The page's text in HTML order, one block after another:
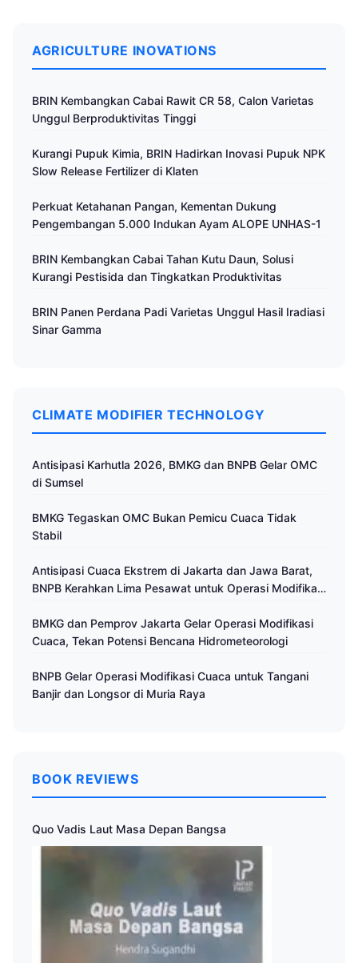
AGRICULTURE INOVATIONS
BRIN Kembangkan Cabai Rawit CR 58, Calon Varietas
Unggul Berproduktivitas Tinggi
Kurangi Pupuk Kimia, BRIN Hadirkan Inovasi Pupuk NPK
Slow Release Fertilizer di Klaten
Perkuat Ketahanan Pangan, Kementan Dukung
Pengembangan 5.000 Indukan Ayam ALOPE UNHAS-1
BRIN Kembangkan Cabai Tahan Kutu Daun, Solusi
Kurangi Pestisida dan Tingkatkan Produktivitas
BRIN Panen Perdana Padi Varietas Unggul Hasil Iradiasi
Sinar Gamma
CLIMATE MODIFIER TECHNOLOGY
Antisipasi Karhutla 2026, BMKG dan BNPB Gelar OMC
di Sumsel
BMKG Tegaskan OMC Bukan Pemicu Cuaca Tidak
Stabil
Antisipasi Cuaca Ekstrem di Jakarta dan Jawa Barat,
BNPB Kerahkan Lima Pesawat untuk Operasi Modifikasi
BMKG dan Pemprov Jakarta Gelar Operasi Modifikasi
Cuaca, Tekan Potensi Bencana Hidrometeorologi
BNPB Gelar Operasi Modifikasi Cuaca untuk Tangani
Banjir dan Longsor di Muria Raya
BOOK REVIEWS
Quo Vadis Laut Masa Depan Bangsa